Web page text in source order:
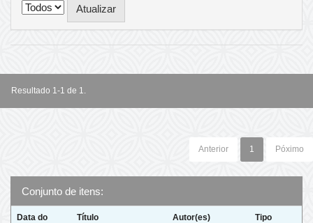
Resultado 1-1 de 1.
Anterior 1 Póximo
Conjunto de itens:
Data do
Título Autor(es) Tipo